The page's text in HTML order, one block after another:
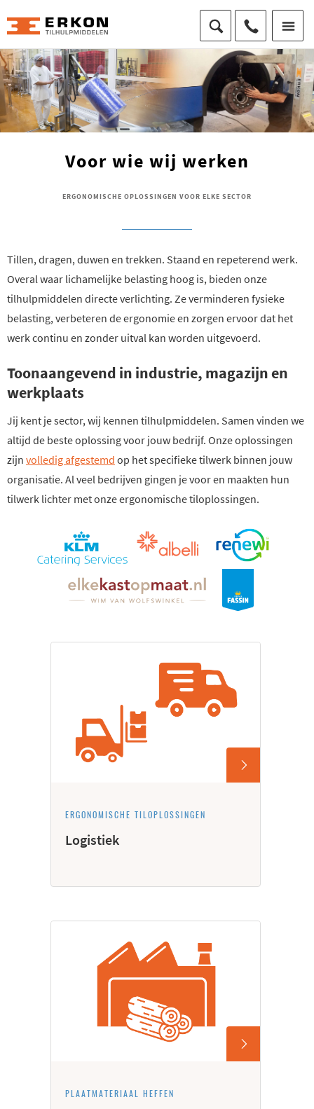
Voor wie wij werken
ERGONOMISCHE OPLOSSINGEN VOOR ELKE SECTOR
Tillen, dragen, duwen en trekken. Staand en repeterend werk.
Overal waar lichamelijke belasting hoog is, bieden onze
tilhulpmiddelen directe verlichting. Ze verminderen fysieke
belasting, verbeteren de ergonomie en zorgen ervoor dat het
werk continu en zonder uitval kan worden uitgevoerd.
Toonaangevend in industrie, magazijn en
werkplaats
Jij kent je sector, wij kennen tilhulpmiddelen. Samen vinden we
altijd de beste oplossing voor jouw bedrijf. Onze oplossingen
zijn volledig afgestemd op het specifieke tilwerk binnen jouw
organisatie. Al veel bedrijven gingen je voor en maakten hun
tilwerk lichter met onze ergonomische tiloplossingen.
ERGONOMISCHE TILOPLOSSINGEN
Logistiek
PLAATMATERIAAL HEFFEN